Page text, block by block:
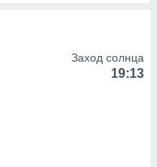
Заход солнца
19:13